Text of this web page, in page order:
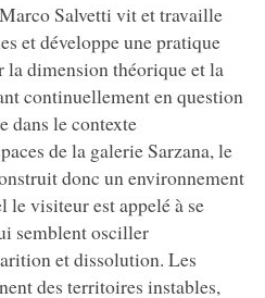
Salvetti vit et travaille
et développe une pratique
dimension théorique et la
continuellement en question
dans le contexte
de la galerie Sarzana, le
donc un environnement
le visiteur est appelé à se
semblent osciller
et dissolution. Les
des territoires instables,